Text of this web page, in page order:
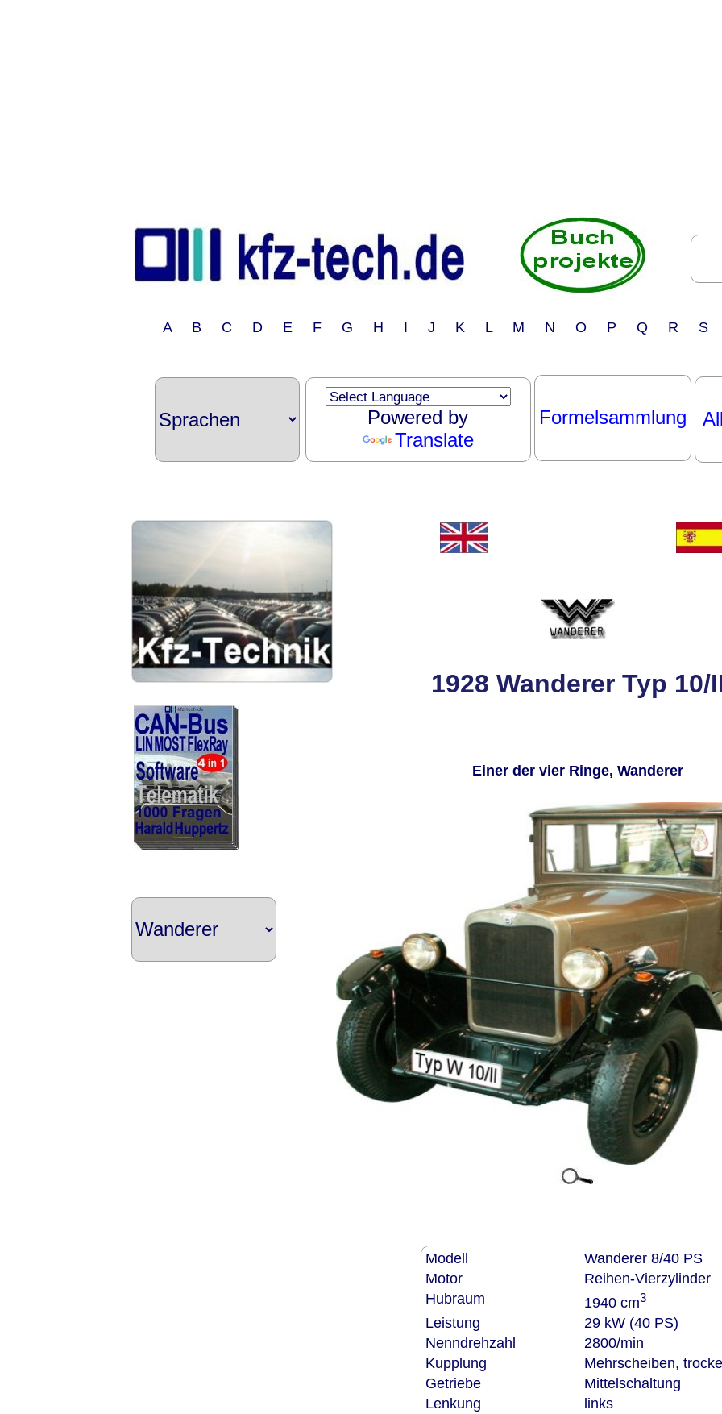
A B C D E F G H I J K L M N O P Q R S
Powered by
Translate
Formelsammlung
1928 Wanderer Typ 10/
Einer der vier Ringe, Wanderer
Modell
Wanderer 8/40 PS
Motor
Reihen-Vierzylinder
Hubraum
1940 cm3
Leistung
29 kW (40 PS)
Nenndrehzahl
2800/min
Kupplung
Mehrscheiben,
Getriebe
Mittelschaltung
Lenkung
links